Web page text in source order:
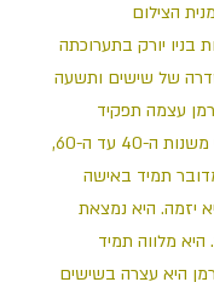
הצילום
בניו יורק בתערוכתה
סטילס ללא כותרת מסרטים “1977-1980 סדרה של שישים ותשעה
עצמה תפקיד
קלישאי טיפוסי של אשה מסרט דל תקציב אמריקאי משנות ה-40 עד ה-60,
מדובר תמיד באישה
יזמה. היא נמצאת
מלווה תמיד
היא עצרה בשישים